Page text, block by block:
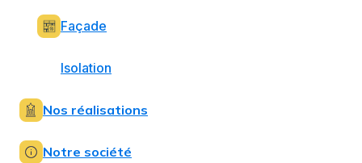
Façade
Isolation
Nos réalisations
Notre société